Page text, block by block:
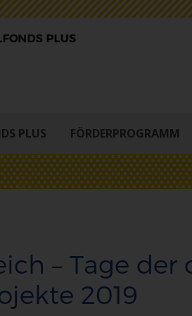
PLUS FÖRDERPROGRAMM
– Tage der
2019